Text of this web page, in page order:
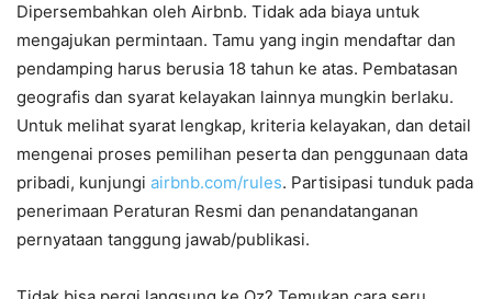
Dipersembahkan oleh Airbnb. Tidak ada biaya untuk
mengajukan permintaan. Tamu yang ingin mendaftar dan
pendamping harus berusia 18 tahun ke atas. Pembatasan
geografis dan syarat kelayakan lainnya mungkin berlaku.
Untuk melihat syarat lengkap, kriteria kelayakan, dan detail
mengenai proses pemilihan peserta dan penggunaan data
pribadi, kunjungi airbnb.com/rules. Partisipasi tunduk pada
penerimaan Peraturan Resmi dan penandatanganan
pernyataan tanggung jawab/publikasi.